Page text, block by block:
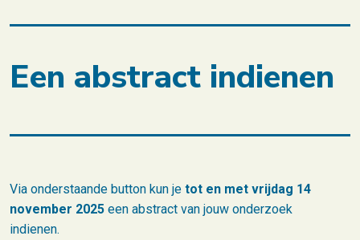
Een abstract indienen
Via onderstaande button kun je tot en met vrijdag 14
november 2025 een abstract van jouw onderzoek
indienen.